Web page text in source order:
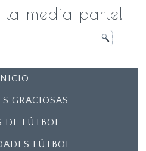
la media parte!
INICIO
GRACIOSAS
DE FÚTBOL
FÚTBOL